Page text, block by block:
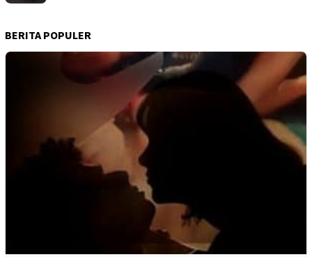
BERITA POPULER